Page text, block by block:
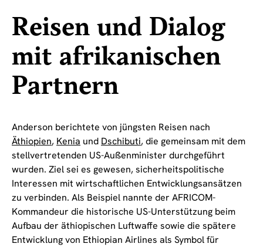
Reisen und Dialog
mit afrikanischen
Partnern
Anderson berichtete von jüngsten Reisen nach
Äthiopien, Kenia und Dschibuti, die gemeinsam mit dem
stellvertretenden US-Außenminister durchgeführt
wurden. Ziel sei es gewesen, sicherheitspolitische
Interessen mit wirtschaftlichen Entwicklungsansätzen
zu verbinden. Als Beispiel nannte der AFRICOM-
Kommandeur die historische US-Unterstützung beim
Aufbau der äthiopischen Luftwaffe sowie die spätere
Entwicklung von Ethiopian Airlines als Symbol für